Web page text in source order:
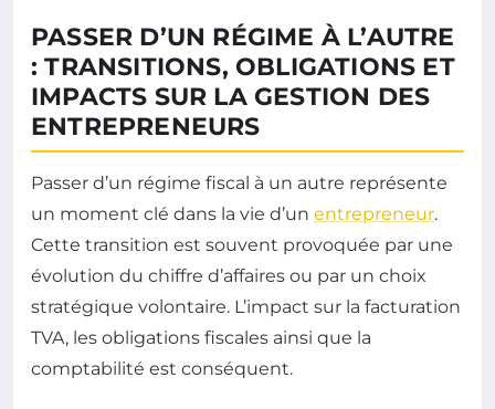
PASSER D’UN RÉGIME À L’AUTRE
: TRANSITIONS, OBLIGATIONS ET
IMPACTS SUR LA GESTION DES
ENTREPRENEURS
Passer d’un régime fiscal à un autre représente
un moment clé dans la vie d’un entrepreneur.
Cette transition est souvent provoquée par une
évolution du chiffre d’affaires ou par un choix
stratégique volontaire. L’impact sur la facturation
TVA, les obligations fiscales ainsi que la
comptabilité est conséquent.